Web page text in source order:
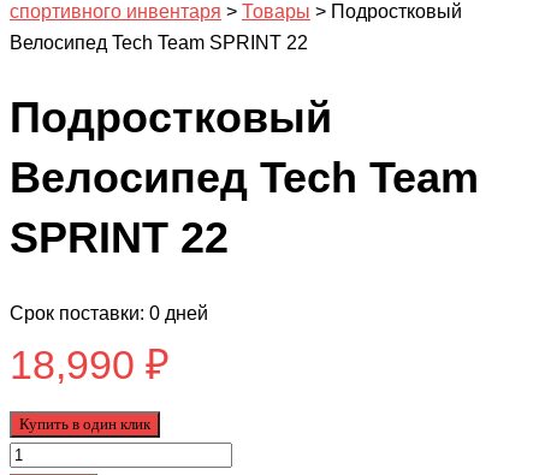
спортивного инвентаря > Товары > Подростковый
Велосипед Tech Team SPRINT 22
Подростковый
Велосипед Tech Team
SPRINT 22
Срок поставки: 0 дней
18,990 ₽
Купить в один клик
Количество